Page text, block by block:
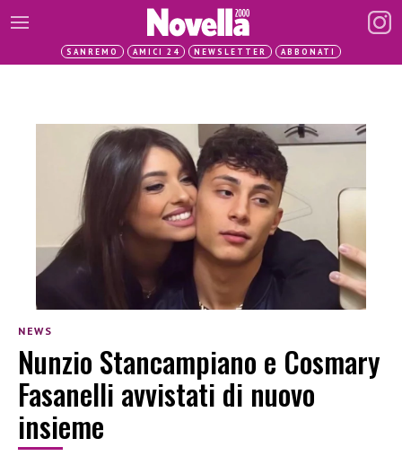
SANREMO AMICI 24 NEWSLETTER ABBONATI
NEWS
Nunzio Stancampiano e Cosmary
Fasanelli avvistati di nuovo
insieme